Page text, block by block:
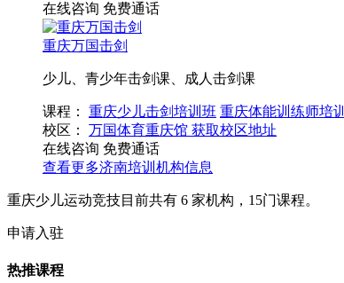
在线咨询 免费通话
重庆万国击剑
少儿、青少年击剑课、成人击剑课
课程： 重庆少儿击剑培训班 重庆体能训练师培训
校区：
万国体育重庆馆 获取校区地址
在线咨询 免费通话
查看更多济南培训机构信息
重庆少儿运动竞技目前共有 6 家机构， 15门课程。
申请入驻
热推课程